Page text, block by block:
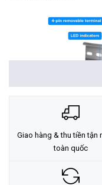
Thông số nổi bật của
Giao hàng & thu tiền tận
toàn quốc